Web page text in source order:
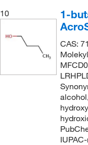
10
1-
CAS: